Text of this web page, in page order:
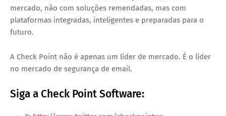
mercado, não com soluções remendadas, mas com
plataformas integradas, inteligentes e preparadas para o
futuro.
A Check Point não é apenas um líder de mercado. É o líder
no mercado de segurança de email.
Siga a Check Point Software: